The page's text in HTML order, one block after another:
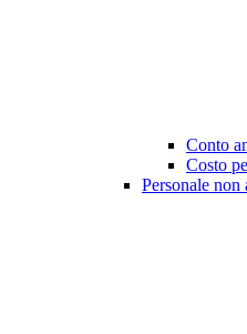
Conto
Costo
Personale non